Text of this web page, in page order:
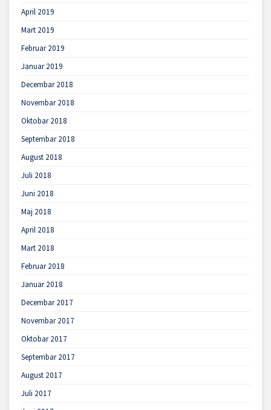
April 2019
Mart 2019
Februar 2019
Januar 2019
Decembar 2018
Novembar 2018
Oktobar 2018
Septembar 2018
August 2018
Juli 2018
Juni 2018
Maj 2018
April 2018
Mart 2018
Februar 2018
Januar 2018
Decembar 2017
Novembar 2017
Oktobar 2017
Septembar 2017
August 2017
Juli 2017